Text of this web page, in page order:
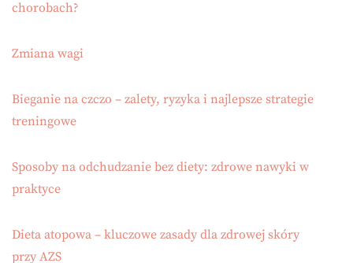
chorobach?
Zmiana wagi
Bieganie na czczo – zalety, ryzyka i najlepsze strategie
treningowe
Sposoby na odchudzanie bez diety: zdrowe nawyki w
praktyce
Dieta atopowa – kluczowe zasady dla zdrowej skóry
przy AZS